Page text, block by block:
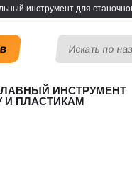
инструмент для
ИНСТРУМЕНТ
И ПЛАСТИКАМ